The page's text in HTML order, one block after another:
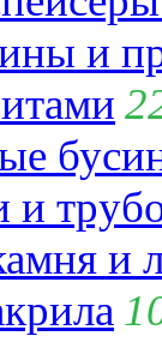
и
и
и